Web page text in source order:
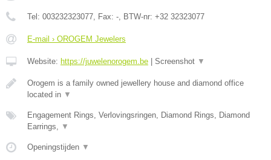
Tel: 003232323077, Fax: -, BTW-nr: +32 32323077
E-mail › OROGEM Jewelers
Website: https://juwelenorogem.be Screenshot ▼
Orogem is a family owned jewellery house and diamond office
located in ▼
Engagement Rings, Verlovingsringen, Diamond Rings, Diamond
Earrings, ▼
Openingstijden ▼